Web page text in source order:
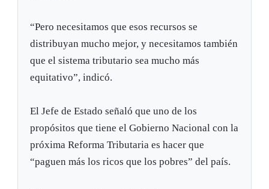
“Pero necesitamos que esos recursos se
distribuyan mucho mejor, y necesitamos también
que el sistema tributario sea mucho más
equitativo”, indicó.
El Jefe de Estado señaló que uno de los
propósitos que tiene el Gobierno Nacional con la
próxima Reforma Tributaria es hacer que
“paguen más los ricos que los pobres” del país.